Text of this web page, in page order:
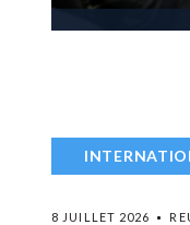
8 JUILLET 2026